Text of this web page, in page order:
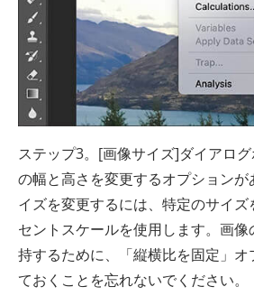
ステップ3。[画像サイズ]ダイアロ
の幅と高さを変更するオプション
イズを変更するには、特定のサイ
セントスケールを使用します。画
持するために、「縦横比を固定」オ
ておくことを忘れないでください。